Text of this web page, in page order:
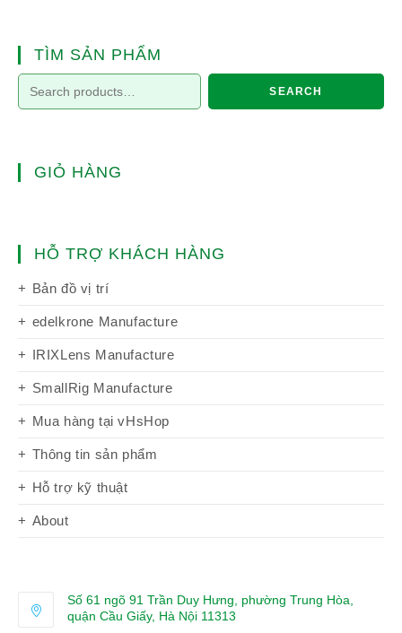
TÌM SẢN PHẨM
SEARCH
GIỎ HÀNG
HỖ TRỢ KHÁCH HÀNG
Bản đồ vị trí
edelkrone Manufacture
IRIXLens Manufacture
SmallRig Manufacture
Mua hàng tại vHsHop
Thông tin sản phẩm
Hỗ trợ kỹ thuật
About
Số 61 ngõ 91 Trần Duy Hưng, phường Trung Hòa,
quận Cầu Giấy, Hà Nội 11313